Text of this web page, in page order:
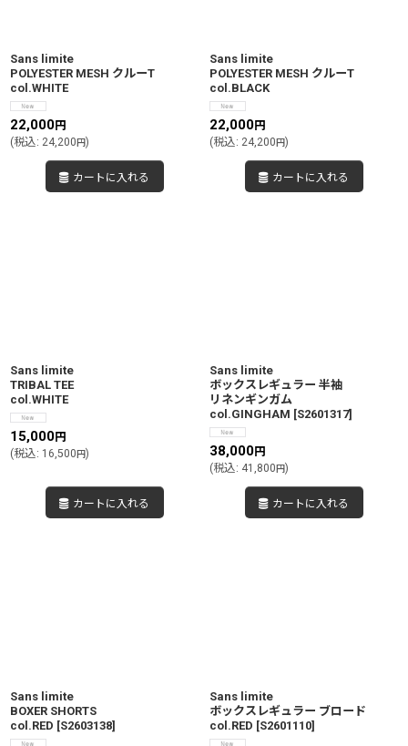
Sans limite
POLYESTER MESH クルーT
col.WHITE
22,000円
(税込: 24,200円)
カートに入れる
Sans limite
POLYESTER MESH クルーT
col.BLACK
22,000円
(税込: 24,200円)
カートに入れる
Sans limite
TRIBAL TEE
col.WHITE
15,000円
(税込: 16,500円)
カートに入れる
Sans limite
ボックスレギュラー 半袖
リネンギンガム
col.GINGHAM [S2601317]
38,000円
(税込: 41,800円)
カートに入れる
Sans limite
BOXER SHORTS
col.RED [S2603138]
Sans limite
ボックスレギュラー ブロード
col.RED [S2601110]